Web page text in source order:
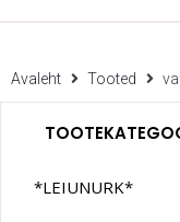
Avaleht Tooted
*LEIUNURK*